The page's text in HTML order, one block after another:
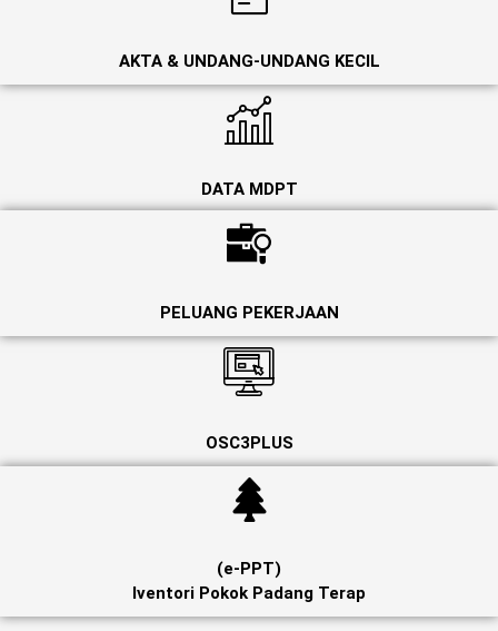
AKTA & UNDANG-UNDANG KECIL
DATA MDPT
PELUANG PEKERJAAN
OSC3PLUS
(e-PPT)
Iventori Pokok Padang Terap